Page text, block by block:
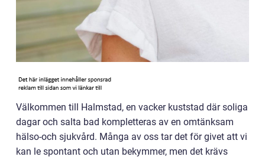
Välkommen till Halmstad, en vacker kuststad där soliga
dagar och salta bad kompletteras av en omtänksam
hälso-och sjukvård. Många av oss tar det för givet att vi
kan le spontant och utan bekymmer, men det krävs